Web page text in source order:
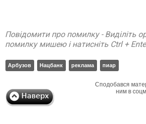
Повідомити про помилку - Виділіть
помилку мишею і натисніть Ctrl +
Арбузов Нацбанк реклама пиар
Сподобався
ним в